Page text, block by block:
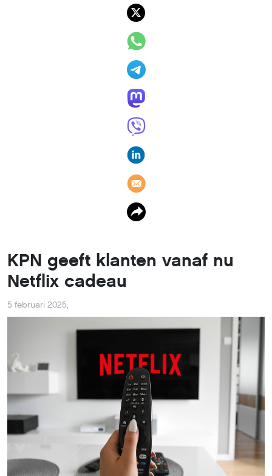
KPN geeft klanten vanaf nu
Netflix cadeau
5 februari 2025,